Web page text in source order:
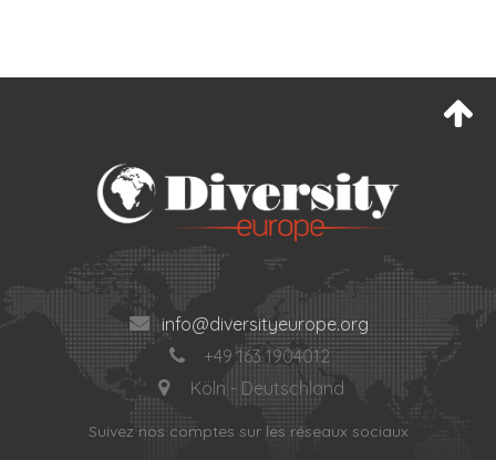
info@diversityeurope.org
+49 163 1904012
Köln - Deutschland
Suivez nos comptes sur les réseaux sociaux